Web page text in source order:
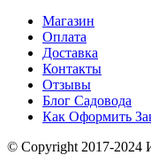
Магазин
Оплата
Доставка
Контакты
Отзывы
Блог Садовода
Как Оформить
© Copyright 2017-2024